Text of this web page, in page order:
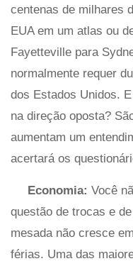
centenas de milhares
EUA em um atlas ou
Fayetteville para
normalmente requer
dos Estados Unidos.
na direção oposta?
aumentam um
acertará os
Economia: Você
questão de trocas e
mesada não cresce
férias. Uma das